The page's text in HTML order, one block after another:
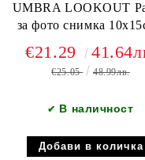
UMBRA LOOKOUT
за фото снимка
€21.29
€25.05 48.99лв.
✔ В наличност